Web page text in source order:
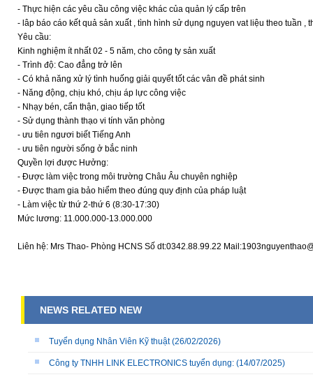
- Thực hiện các yêu cầu công việc khác của quản lý cấp trên
- lâp báo cáo kết quả sản xuất , tình hình sử dụng nguyen vat liệu theo tuần ,
Yêu cầu:
Kinh nghiệm ít nhất 02 - 5 năm, cho công ty sản xuất
- Trình độ: Cao đẳng trở lên
- Có khả năng xử lý tình huống giải quyết tốt các vân đề phát sinh
- Năng động, chịu khó, chịu áp lực công việc
- Nhạy bén, cẩn thận, giao tiếp tốt
- Sử dụng thành thạo vi tính văn phòng
- ưu tiên ngươi biết Tiếng Anh
- ưu tiên người sống ở bắc ninh
Quyền lợi được Hưởng:
- Được làm việc trong môi trường Châu Âu chuyên nghiệp
- Được tham gia bảo hiểm theo đúng quy định của pháp luật
- Làm việc từ thứ 2-thứ 6 (8:30-17:30)
Mức lương: 11.000.000-13.000.000
Liên hệ: Mrs Thao- Phòng HCNS Số dt:0342.88.99.22
NEWS RELATED NEW
Tuyển dụng Nhân Viên Kỹ thuật(26/02/2026)
Công ty TNHH LINK ELECTRONICS tuyển dụng: (14/07/2025)